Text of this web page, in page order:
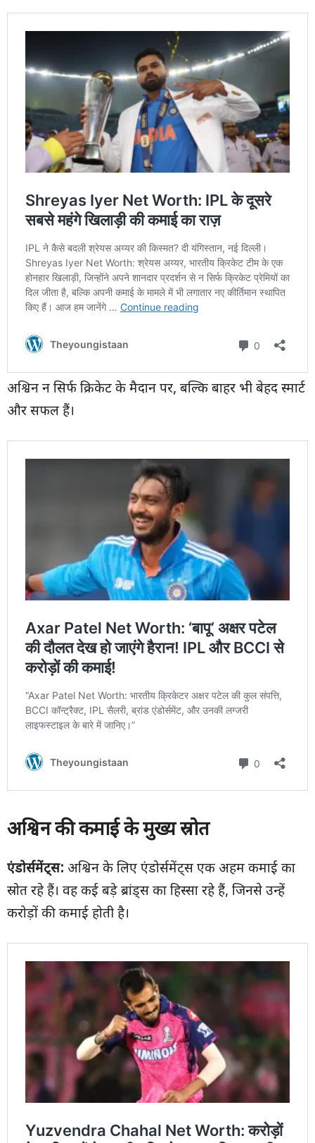
अश्विन न सिर्फ क्रिकेट के मैदान पर, बल्कि बाहर भी बेहद स्मार्ट
और सफल हैं।
अश्विन की कमाई के मुख्य स्रोत
एंडोर्समेंट्स: अश्विन के लिए एंडोर्समेंट्स एक अहम कमाई का
स्रोत रहे हैं। वह कई बड़े ब्रांड्स का हिस्सा रहे हैं, जिनसे उन्हें
करोड़ों की कमाई होती है।